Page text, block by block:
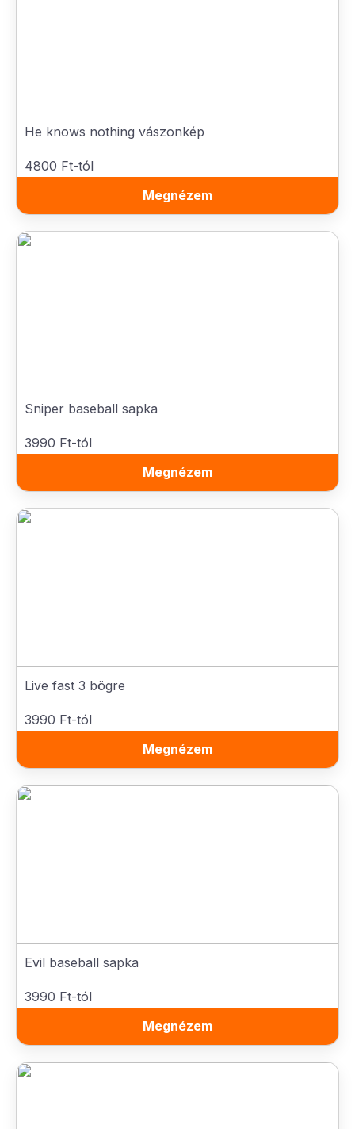
He knows nothing vászonkép
4800 Ft-tól
Megnézem
Sniper baseball sapka
3990 Ft-tól
Megnézem
Live fast 3 bögre
3990 Ft-tól
Megnézem
Evil baseball sapka
3990 Ft-tól
Megnézem